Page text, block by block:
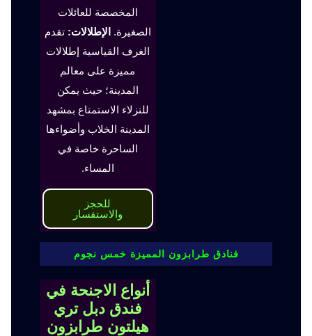
المخصصة للعائلات
الصغيرة. الإطلالات: تقدم
الغرف القياسية إطلالات
مميزة على معالم
المدينة؛ حيث يمكن
للنزلاء الاستمتاع بمشهد
المدينة الخلاب وأضواءها
الساحرة خاصة في
المساء.
للحجز
والاستفسار
فنادق طرابزون المميزة خمس نجوم
أنواع الاجنحة في
فندق دبل تري
هيلتون طرابزون